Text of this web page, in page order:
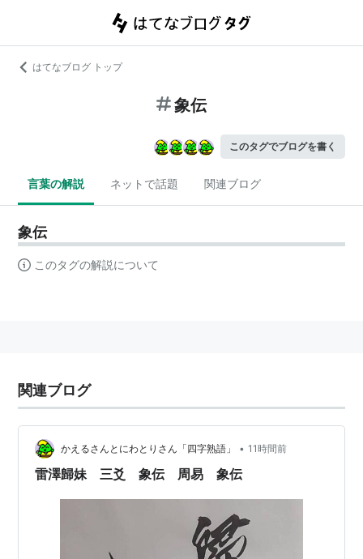
はてなブログ トップ
象伝
このタグでブログを書く
言葉の解説 ネットで話題 関連ブログ
象伝
このタグの解説について
関連ブログ
かえるさんとにわとりさん「四字熟語」 • 11時間前
雷澤歸妹 三爻 象伝 周易 象伝